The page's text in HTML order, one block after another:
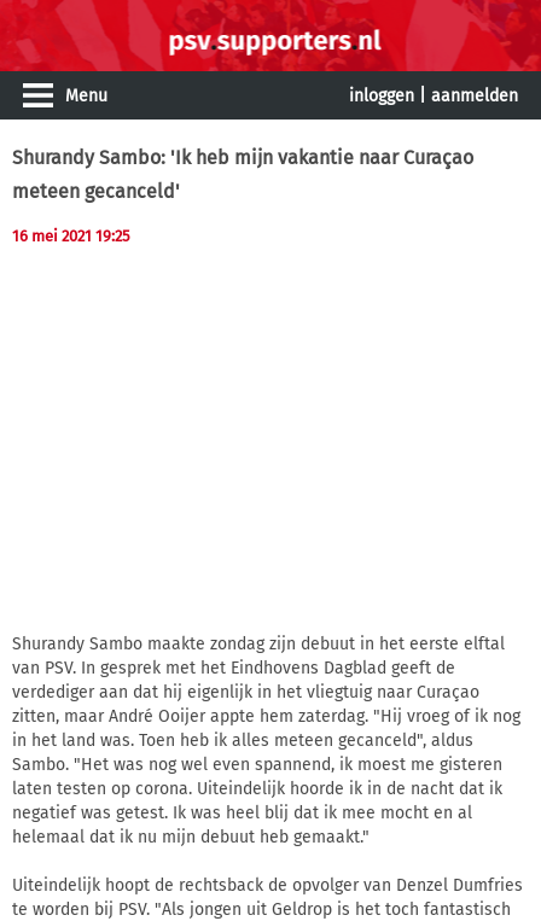
Menu inloggen aanmelden
Shurandy Sambo: 'Ik heb mijn vakantie naar Curaçao
meteen gecanceld'
16 mei 2021 19:25
Shurandy Sambo maakte zondag zijn debuut in het eerste elftal
van PSV. In gesprek met het Eindhovens Dagblad geeft de
verdediger aan dat hij eigenlijk in het vliegtuig naar Curaçao
zitten, maar André Ooijer appte hem zaterdag. "Hij vroeg of ik nog
in het land was. Toen heb ik alles meteen gecanceld", aldus
Sambo. "Het was nog wel even spannend, ik moest me gisteren
laten testen op corona. Uiteindelijk hoorde ik in de nacht dat ik
negatief was getest. Ik was heel blij dat ik mee mocht en al
helemaal dat ik nu mijn debuut heb gemaakt."
Uiteindelijk hoopt de rechtsback de opvolger van Denzel Dumfries
te worden bij PSV. "Als jongen uit Geldrop is het toch fantastisch